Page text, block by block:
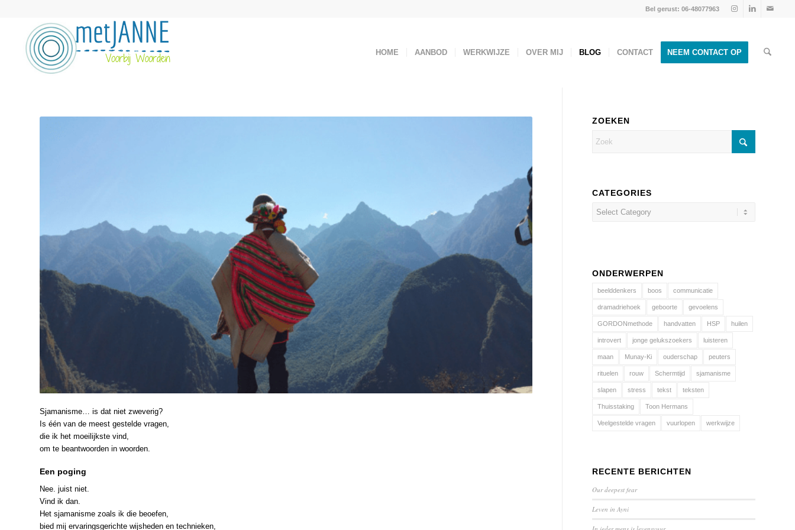
Bel gerust: 06-48077963
HOME AANBOD WERKWIJZE OVER MIJ BLOG CONTACT NEEM CONTACT OP
Sjamanisme… is dat niet zweverig?
Is één van de meest gestelde vragen,
die ik het moeilijkste vind,
om te beantwoorden in woorden.
Een poging
Nee. juist niet.
Vind ik dan.
Het sjamanisme zoals ik die beoefen,
bied mij ervaringsgerichte wijsheden en technieken,
ZOEKEN
CATEGORIES
ONDERWERPEN
beelddenkers boos communicatie
dramadriehoek geboorte gevoelens
GORDONmethode handvatten HSP huilen
introvert jonge gelukszoekers luisteren
maan Munay-Ki ouderschap peuters
rituelen rouw Schermtijd sjamanisme
slapen stress tekst teksten
Thuisstaking Toon Hermans
Veelgestelde vragen vuurlopen werkwijze
RECENTE BERICHTEN
Our deepest fear
Leven in Ayni